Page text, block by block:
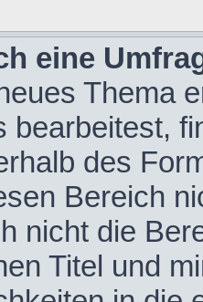
eine
Thema
bearbeitest,
des
Bereich
nicht die
Titel und